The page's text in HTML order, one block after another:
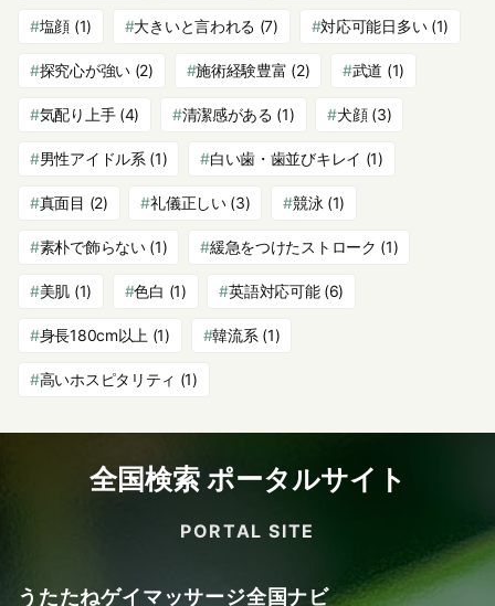
塩顔 (1) 大きいと言われる (7) 対応可能日多い(1)
探究心が強い(2) 施術経験豊富 (2) 武道 (1)
気配り上手(4) 清潔感がある (1) 犬顔(3)
男性アイドル系 (1) 白い歯・歯並びキレイ (1)
真面目 (2) 礼儀正しい(3) 競泳 (1)
素朴で飾らない(1) 緩急をつけたストローク (1)
美肌 (1) 色白 (1) 英語対応可能(6)
身長180cm以上 (1) 韓流系 (1)
高いホスピタリティ (1)
全国検索 ポータルサイト
PORTAL SITE
うたたねゲイマッサージ全国ナビ